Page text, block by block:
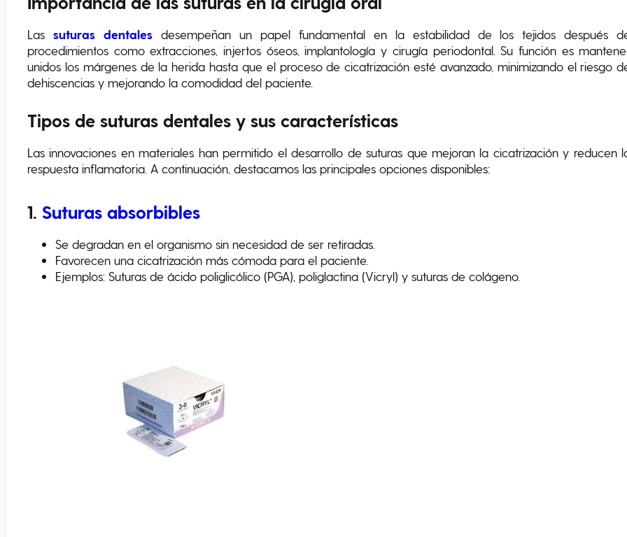
Las suturas dentalesdesempeñan un papel fundamental en la estabilidad de los tejidos después
procedimientos como extracciones, injertos óseos, implantología y cirugía periodontal. Su función es
unidos los márgenes de la herida hasta que el proceso de cicatrización esté avanzado, minimizando el riesgo
dehiscencias y mejorando la comodidad del paciente.
Tipos de suturas dentales y sus características
Las innovaciones en materiales han permitido el desarrollo de suturas que mejoran la cicatrización y reducen
respuesta inflamatoria. A continuación, destacamos las principales opciones disponibles:
1. Suturas absorbibles
Se degradan en el organismo sin necesidad de ser retiradas.
Favorecen una cicatrización más cómoda para el paciente.
Ejemplos: Suturas de ácido poliglicólico (PGA), poliglactina (Vicryl) y suturas de colágeno.